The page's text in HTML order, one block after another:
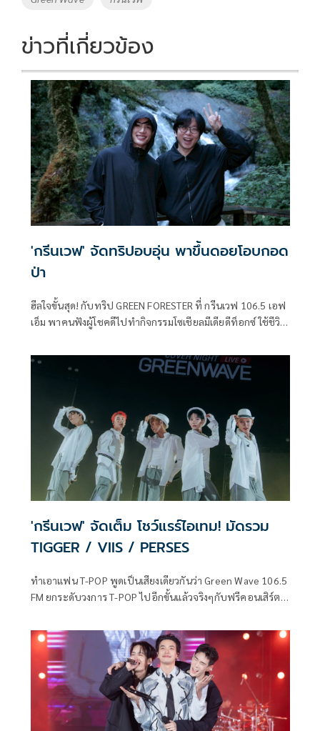
k k
ข่าวที่เกี่ยวข้อง
'กรีนเวฟ' จัดทริปอบอุ่น พาขึ้นดอยโอบกอด
ป่า
ฮีลใจขั้นสุด! กับทริป GREEN FORESTER ที่ กรีนเวฟ 106.5 เอฟ
เอ็ม พาคนฟังผู้โชคดีไปทำกิจกรรมโซเชียลมีเดียดีท็อกซ์ ใช้ชีวิต
อินขึ้นดอยอาบแสงแรกโอบกอดผืนป่า นอนดูฝนดาวตก ครบ
สูตรฉบับกรีนเวฟ โดยมี ดีเจเป้ วิศวะ กิจตันขจร และ ดีเจพียู ภูริ
'กรีนเวฟ' จัดเต็ม โชว์แรร์ไอเทม! มัดรวม
TIGGER / VIIS / PERSES
ทำเอาแฟน T-POP พูดเป็นเสียงเดียวกันว่า Green Wave 106.5
FM ยกระดับวงการ T-POP ไปอีกขั้นแล้วจริงๆกับฟรีคอนเสิร์ต
ชวนตัวท็อปจากค่ายคุณภาพ GNEST ทั้ง TIGGER / VIIS และ
PERSES มาฟาดฟันโชว์สเต็ปกันแบบเต็มที่ ให้รู้กันไปเลย
ศิลปินค่ายนี้เขาเจ๋งจริง เอาอยู่ทุกแนว!